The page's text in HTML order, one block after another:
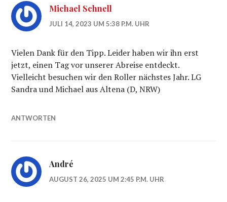
Michael Schnell
JULI 14, 2023 UM 5:38 P.M. UHR
Vielen Dank für den Tipp. Leider haben wir ihn erst
jetzt, einen Tag vor unserer Abreise entdeckt.
Vielleicht besuchen wir den Roller nächstes Jahr. LG
Sandra und Michael aus Altena (D, NRW)
ANTWORTEN
André
AUGUST 26, 2025 UM 2:45 P.M. UHR